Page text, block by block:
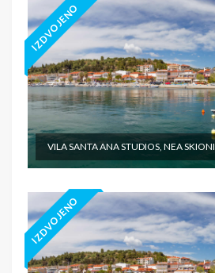
IZDVOJENO
VILA SANTA ANA STUDIOS, NEA SKIONI
IZDVOJENO